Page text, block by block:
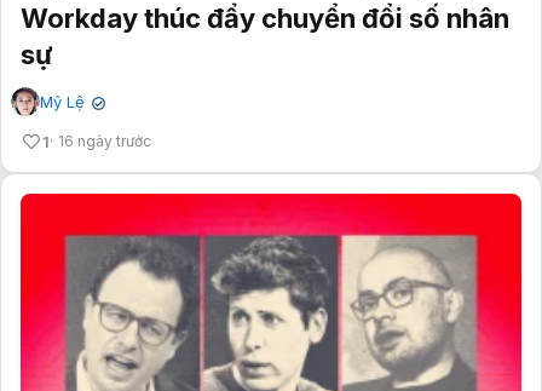
Workday thúc đẩy chuyển đổi số nhân
sự
Mỹ Lệ ✔
1 16 ngày trước